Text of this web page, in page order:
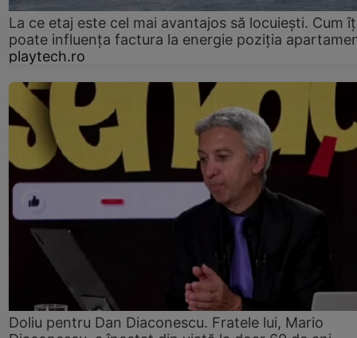
La ce etaj este cel mai avantajos să locuiești. Cum
poate influența factura la energie poziția
playtech.ro
Doliu pentru Dan Diaconescu. Fratele lui, Mario